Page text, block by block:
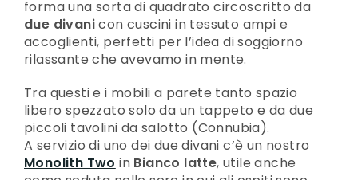
forma una sorta di quadrato circoscritto da
due divanicon cuscini in tessuto ampi e
accoglienti, perfetti per l’idea di soggiorno
rilassante che avevamo in mente.
Tra questi e i mobili a parete tanto spazio
libero spezzato solo da un tappeto e da due
piccoli tavolini da salotto (Connubia).
A servizio di uno dei due divani c’è un nostro
Monolith Two in Bianco latte, utile anche